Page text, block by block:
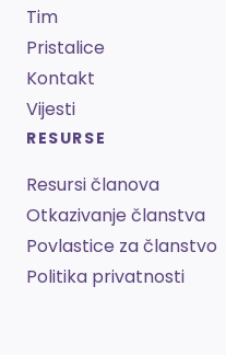
Tim
Pristalice
Kontakt
Vijesti
RESURSE
Resursi članova
Otkazivanje članstva
Povlastice za članstvo
Politika privatnosti